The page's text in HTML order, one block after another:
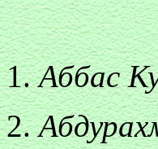
1.Аббас
2.